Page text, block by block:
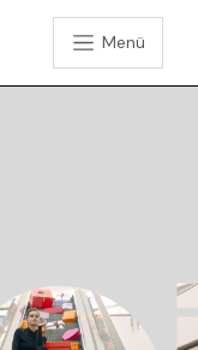
Menü